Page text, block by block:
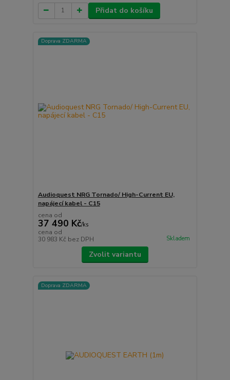
Přidat do košíku
Doprava ZDARMA
Audioquest NRG Tornado/ High-Current EU,
napájecí kabel - C15
cena od
37 490 Kč/ks
cena od
30 983 Kč bez DPH Skladem
Zvolit variantu
Doprava ZDARMA